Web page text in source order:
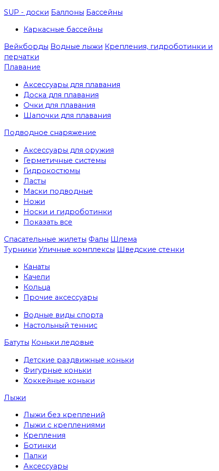
SUP - доски Баллоны Бассейны
Каркасные бассейны
Вейкборды Водные лыжи Крепления, гидроботинки и
перчатки
Плавание
Аксессуары для плавания
Доска для плавания
Очки для плавания
Шапочки для плавания
Подводное снаряжение
Аксессуары для оружия
Герметичные системы
Гидрокостюмы
Ласты
Маски подводные
Ножи
Носки и гидроботинки
Показать все
Спасательные жилеты Фалы Шлема
Турники Уличные комплексы Шведские стенки
Канаты
Качели
Кольца
Прочие аксессуары
Водные виды спорта
Настольный теннис
Батуты Коньки ледовые
Детские раздвижные коньки
Фигурные коньки
Хоккейные коньки
Лыжи
Лыжи без креплений
Лыжи с креплениями
Крепления
Ботинки
Палки
Аксессуары